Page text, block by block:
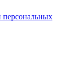
персональных